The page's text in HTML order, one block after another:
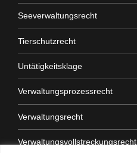
Seeverwaltungsrecht
Tierschutzrecht
Untätigkeitsklage
Verwaltungsprozessrecht
Verwaltungsrecht
Verwaltungsvollstreckungsrecht